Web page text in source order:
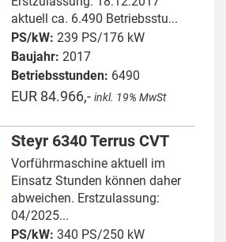
aktuell ca. 6.490 Betriebsstu...
PS/kW: 239 PS/176 kW
Baujahr: 2017
Betriebsstunden: 6490
EUR 84.966,- inkl. 19% MwSt
Steyr 6340 Terrus CVT
Vorführmaschine aktuell im
Einsatz Stunden können daher
abweichen. Erstzulassung:
04/2025...
PS/kW: 340 PS/250 kW